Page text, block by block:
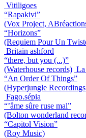
Vitiligoes
“Rapakivi”
(Vox Project,
“Horizons”
(Requiem Pour Un
Britain ashford
“there, but you (...)”
(Waterhouse records) La
“An Order Of Things”
(Hyperjungle
Fago.sépia
“’âme sûre ruse mal”
(Bolton wonderland
“Capitol Vision”
(Roy Music)